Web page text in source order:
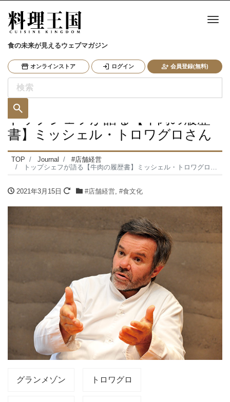
食の未来が見えるウェブマガジン
オンラインストア ログイン 会員登録(無料)
ナ
トップシェフが語る【牛肉の履歴
書】ミッシェル・トロワグロさん
TOP Journal
#店舗経営
トップシェフが語る【牛肉の履歴書】ミッシェル・トロワグロさん
2021年3月15日 #店舗経営, #食文化
グランメゾン トロワグロ